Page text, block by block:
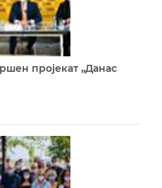
пројекат „Данас